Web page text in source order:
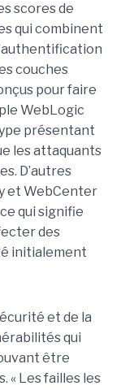
scores de
qui combinent
couches
pour faire
WebLogic
présentant
les attaquants
D’autres
et WebCenter
qui signifie
des
initialement
et de la
qui
être
« Les failles les